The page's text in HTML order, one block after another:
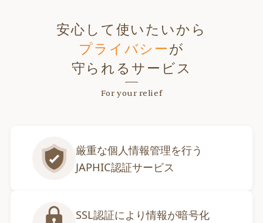
安心して使いたいから
プライバシーが
守られるサービス
For your relief
厳重な個人情報管理を行う
JAPHIC認証サービス
SSL認証により情報が暗号化